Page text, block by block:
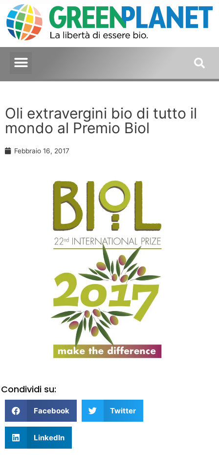
Oli extravergini bio di tutto il
mondo al Premio Biol
Febbraio 16, 2017
Condividi su:
Facebook Twitter
LinkedIn